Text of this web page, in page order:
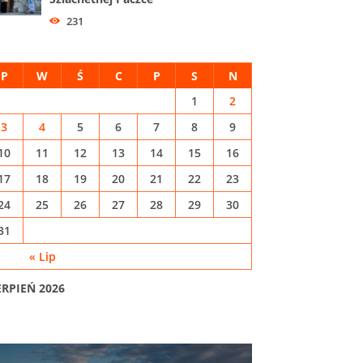
231
2026
P W Ś C P S N
« Lip
1
2
3
4 5 6 7 8
9
11 12 13 14 15
16
18 19 20 21 22
23
25 26 27 28 29
30